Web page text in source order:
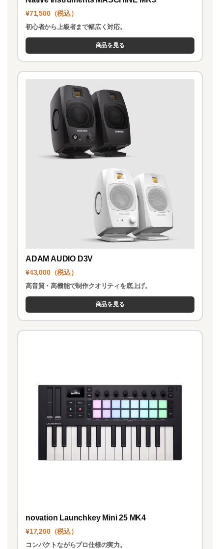
¥71,500（税込）
初心者から上級者まで幅広く対応。
商品を見る
ADAM AUDIO D3V
¥43,000（税込）
高音質・高機能で制作クオリティを底上げ。
商品を見る
novation Launchkey Mini 25 MK4
¥17,200（税込）
コンパクトながらプロ仕様の実力。